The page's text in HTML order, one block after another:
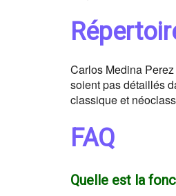
Carlos Medina
soient pas détaillés
classique et
FAQ
Quelle est la